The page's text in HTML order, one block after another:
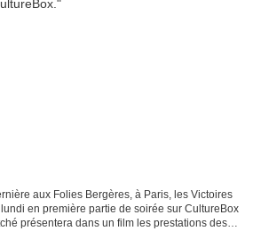
aux Folies Bergères, à Paris, les Victoires
en première partie de soirée sur CultureBox
présentera dans un film les prestations des